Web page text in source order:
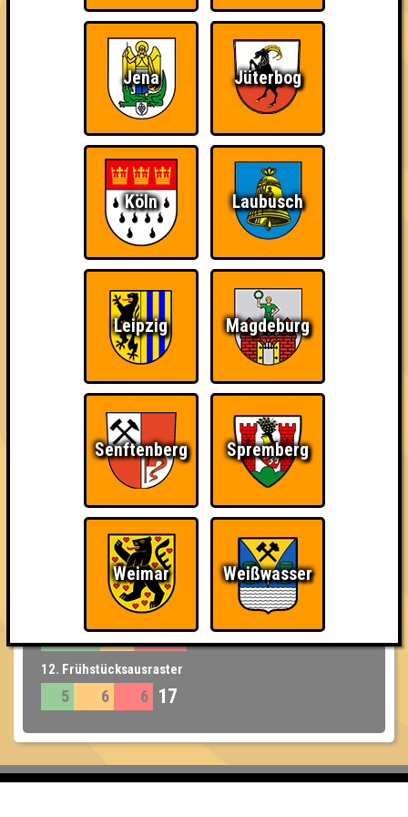
3. Supercool
10 15 33
4. Pink Fluffy Unicorns
13 8 11 32
4. E=mc Hammer
9 13 32
5. Spanish Inquizition
11 8 12 31
6. Queens of Procrastination + Baddy
7. One Night in Kotti
7 26
13 5 26
8. Endstation Gastronomie
11 8 25
9. Nemo und Dory
12 5 7 24
10. Alphatiere
6
9 5 8 22
12. Frühstücksausraster
5 6 6 17
Jena Jüterbog
Köln Laubusch
Leipzig Magdeburg
Senftenberg Spremberg
Weimar Weißwasser